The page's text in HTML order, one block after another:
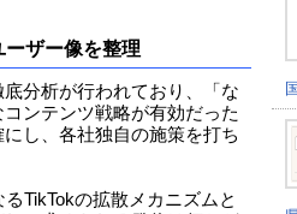
ザー像を整理
分析が行われており、「な
ンテンツ戦略が有効だった
し、各社独自の施策を打ち
TikTokの拡散メカニズムと